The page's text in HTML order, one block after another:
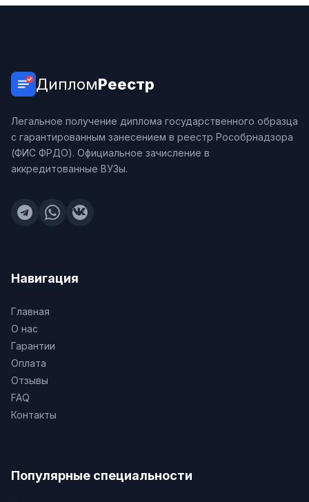
ДипломРеестр
Легальное получение диплома государственного образца
с гарантированным занесением в реестр Рособрнадзора
(ФИС ФРДО). Официальное зачисление в
аккредитованные ВУЗы.
Навигация
Главная
О нас
Гарантии
Оплата
Отзывы
FAQ
Контакты
Популярные специальности